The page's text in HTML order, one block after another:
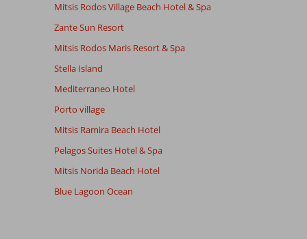
Mitsis Rodos Village Beach Hotel & Spa
Zante Sun Resort
Mitsis Rodos Maris Resort & Spa
Stella Island
Mediterraneo Hotel
Porto village
Mitsis Ramira Beach Hotel
Pelagos Suites Hotel & Spa
Mitsis Norida Beach Hotel
Blue Lagoon Ocean